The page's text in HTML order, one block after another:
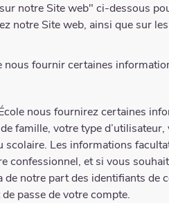
notre Site web" ci-dessous
notre Site web, ainsi que sur
nous fournir certaines
nous fournirez certaines
famille, votre type
Les informations
confessionnel, et si vous
notre part des identifiants de
passe de votre compte.